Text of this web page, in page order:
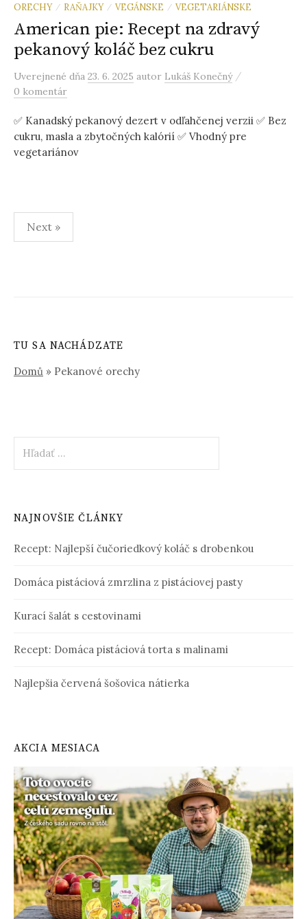
ORECHY / RAŇAJKY / VEGÁNSKE / VEGETARIÁNSKE
American pie: Recept na zdravý
pekanový koláč bez cukru
Uverejnené dňa 23. 6. 2025 autor Lukáš Konečný /
0 komentár
✅ Kanadský pekanový dezert v odľahčenej verzii ✅ Bez
cukru, masla a zbytočných kalórií ✅ Vhodný pre
vegetariánov
Stránkovanie
príspevkov
Next »
TU SA NACHÁDZATE
Domů » Pekanové orechy
NAJNOVŠIE ČLÁNKY
Recept: Najlepší čučoriedkový koláč s drobenkou
Domáca pistáciová zmrzlina z pistáciovej pasty
Kurací šalát s cestovinami
Recept: Domáca pistáciová torta s malinami
Najlepšia červená šošovica nátierka
AKCIA MESIACA